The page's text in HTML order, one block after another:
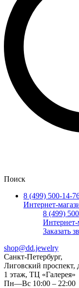
Поиск
8 (499) 500-14-
Интернет-
8 (499)
Интернет-
Заказать
shop@dd.jewelry
Санкт-Петербург,
Лиговский проспект,
1 этаж, ТЦ «Галерея»
Пн—Вс 10:00 – 22:00